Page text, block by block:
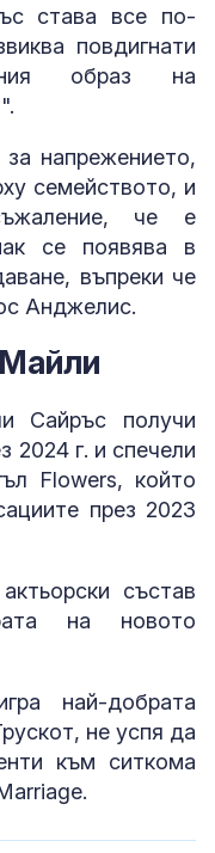
става все по-
повдигнати
образ на
напрежението,
семейството, и
че е
се появява в
въпреки че
Анджелис.
Сайръс получи
2024 г. и спечели
Flowers, който
през 2023
състав
на новото
най-добрата
не успя да
към ситкома